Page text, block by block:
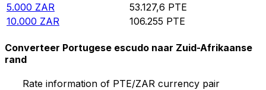
5.000 ZAR 53.127,6 PTE
10.000 ZAR 106.255 PTE
Converteer Portugese escudo naar Zuid-Afrikaanse
rand
Rate information of PTE/ZAR currency pair